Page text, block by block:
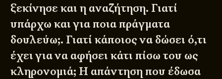
ξεκίνησε και η αναζήτηση. Γιατί
υπάρχω και για ποια πράγματα
δουλεύω;. Γιατί κάποιος να δώσει ό,τι
έχει για να αφήσει κάτι πίσω του ως
κληρονομιά; Η απάντηση που έδωσα